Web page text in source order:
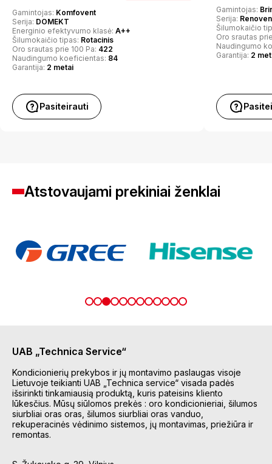
Gamintojas: Komfovent
Serija: DOMEKT
Energinio efektyvumo klasė: A++
Šilumokaičio tipas: Rotacinis
Oro srautas prie 100 Pa: 422
Naudingumo koeficientas: 84
Garantija: 2 metai
Pasiteirauti
Gamintojas:
Serija:
Šilumokaičio
Oro srautas
Naudingumo
Garantija: 2
Atstovaujami prekiniai ženklai
UAB „Technica Service“
Kondicionierių prekybos ir jų montavimo paslaugas visoje
Lietuvoje teikianti UAB „Technica service“ visada padės
išsirinkti tinkamiausią produktą, kuris pateisins kliento
lūkesčius. Mūsų siūlomos prekės : oro kondicionieriai, šilumos
siurbliai oras oras, šilumos siurbliai oras vanduo,
rekuperacinės vėdinimo sistemos, jų montavimas, priežiūra ir
remontas.